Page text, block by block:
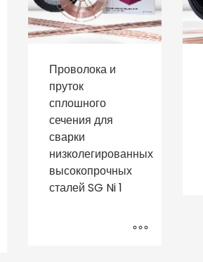
Проволока и
пруток
сплошного
сечения для
сварки
низколегированных
высокопрочных
сталей SG Ni 1